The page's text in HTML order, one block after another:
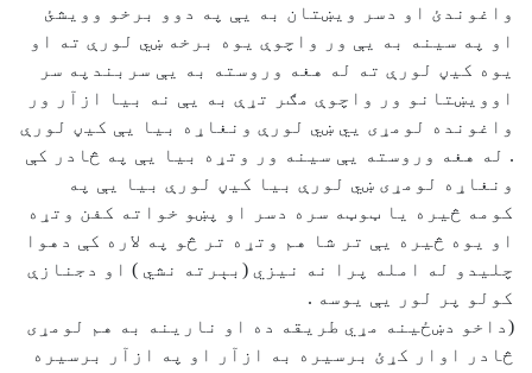
واغوندئ او دسر ويښتان به يې په دوو برخو وويشئ
او په سينه به يې ور واچوې يوه برخه ښي لورې ته او
يوه كيڼ لورې ته له هغه وروسته به يې سربندپه سر
اوويښتانو ور واچوې مګر تړې به يې نه بيا ازآر ور
واغونده لومړى يي ښي لورې ونغاړه بيا يې كيڼ لورې
. له هغه وروسته يې سينه ور وتړه بيا يې په څادر كې
ونغاړه لومړى ښي لورې بيا كيڼ لورې بيا يې په
كومه څيره يا ټوټه سره دسر او پښو خواته كفن وتړه
او يوه څيره يې تر شا هم وتړه تر څو په لاره كې دهوا
چليدو له امله پرا نه نيزي (بېرته نشي ) او دجنازې
كولو پر لور يې يوسه .
(داخو دښځينه مړي طريقه ده او نارينه به هم لومړى
څادر اوار كړئ برسيره به ازآر او په ازآر برسيره